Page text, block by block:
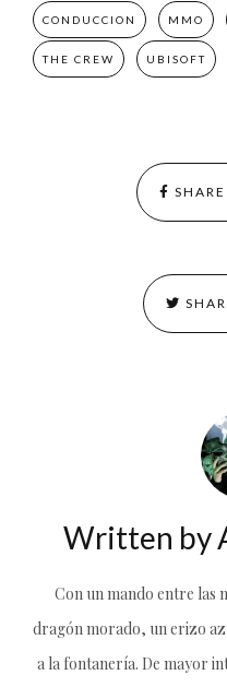
CONDUCCION MMO
THE CREW UBISOFT
Written by
Con un mando entre las
dragón morado, un erizo
a la fontanería. De mayor